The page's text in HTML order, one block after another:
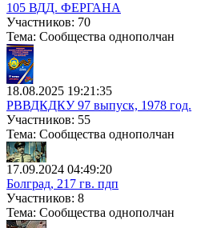
105 ВДД. ФЕРГАНА
Участников: 70
Тема: Сообщества однополчан
18.08.2025 19:21:35
РВВДКДКУ 97 выпуск, 1978 год.
Участников: 55
Тема: Сообщества однополчан
17.09.2024 04:49:20
Болград, 217 гв. пдп
Участников: 8
Тема: Сообщества однополчан